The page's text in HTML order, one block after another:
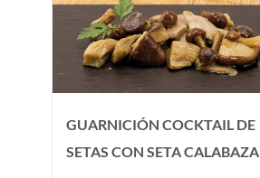
GUARNICIÓN COCKTAIL DE
SETAS CON SETA CALABAZA